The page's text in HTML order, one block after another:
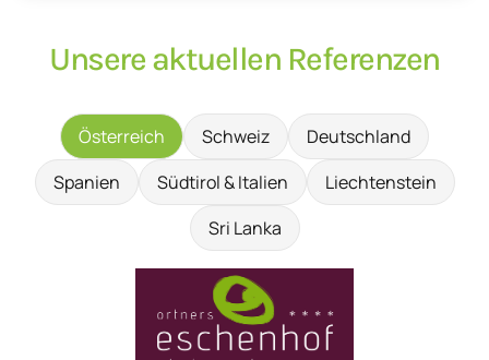
Unsere aktuellen Referenzen
Österreich Schweiz
Deutschland
Spanien
Südtirol & Italien
Liechtenstein
Sri Lanka